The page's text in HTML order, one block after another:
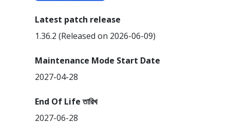
Latest patch release
1.36.2 (Released on 2026-06-09)
Maintenance Mode Start Date
2027-04-28
End Of Life তারিখ
2027-06-28